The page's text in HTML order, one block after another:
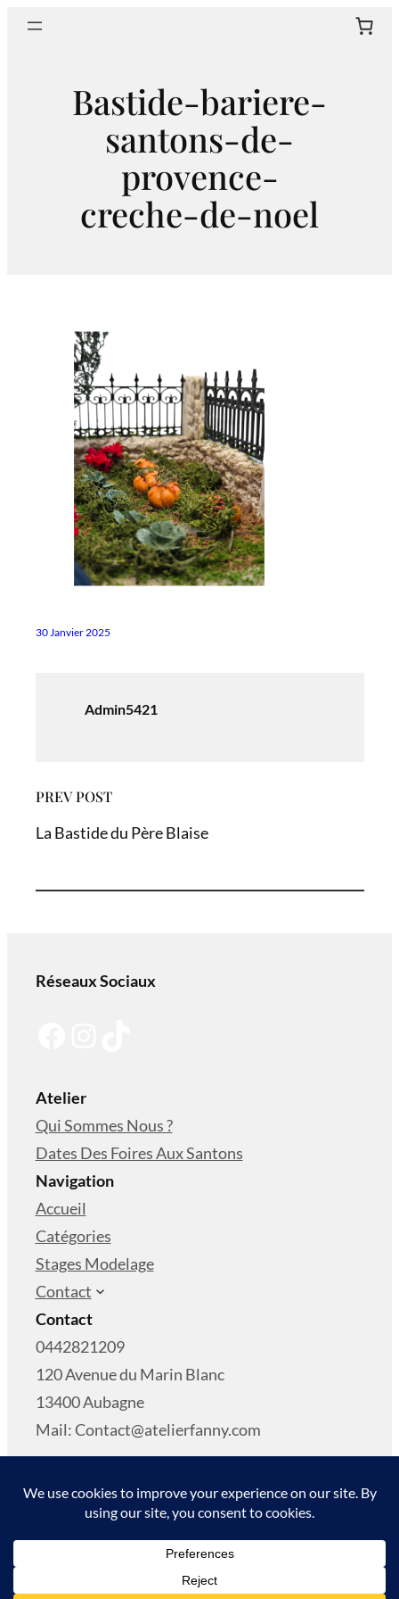
Aller
Bastide-bariere-
santons-de-
provence-
creche-de-noel
30 Janvier 2025
Admin5421
PREV POST
La Bastide du Père Blaise
Réseaux Sociaux
Atelier
Qui Sommes Nous ?
Dates Des Foires Aux Santons
Navigation
Accueil
Catégories
Stages Modelage
Contact
Contact
0442821209
120 Avenue du Marin Blanc
13400 Aubagne
Mail: Contact@atelierfanny.com
Copyright © 2024L’Atelier de Fanny
Conditions Générales De Vente